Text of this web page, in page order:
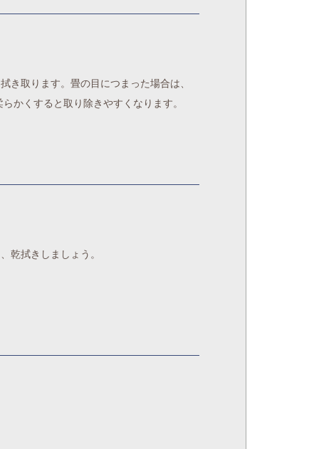
き取ります。畳の目につまった場合は、
かくすると取り除きやすくなります。
乾拭きしましょう。